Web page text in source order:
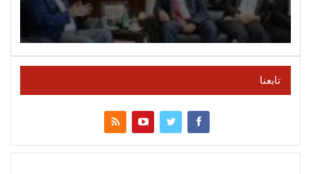
تابعنا